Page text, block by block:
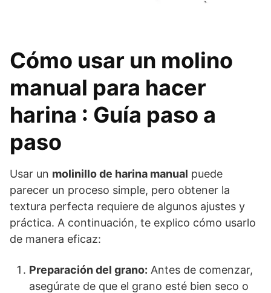
Cómo usar un molino
manual para hacer
harina : Guía paso a
paso
Usar un molinillo de harina manual puede
parecer un proceso simple, pero obtener la
textura perfecta requiere de algunos ajustes y
práctica. A continuación, te explico cómo usarlo
de manera eficaz:
Preparación del grano: Antes de comenzar,
asegúrate de que el grano esté bien seco o